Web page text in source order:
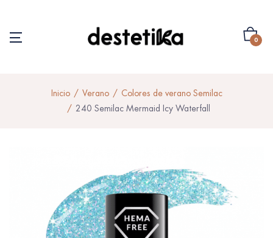
0
Inicio Verano
Colores de verano Semilac
240 Semilac Mermaid Icy Waterfall